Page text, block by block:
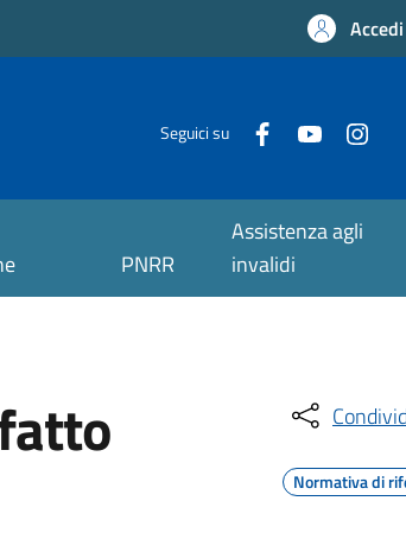
Seguici su
PNRR
Assistenza agli
invalidi
Normativa di